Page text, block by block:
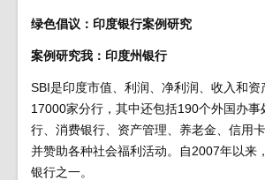
绿色倡议：印度银行案例研究
案例研究我：印度州银行
SBI是印度市值、利润、净利润、收入和
17000家分行，其中还包括190个外国办
行、消费银行、资产管理、养老金、信用
并赞助各种社会福利活动。自2007年以来
银行之一。